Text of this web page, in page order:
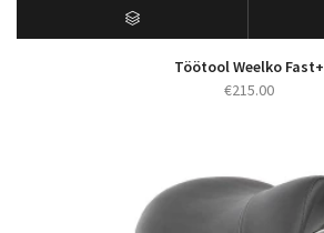
Töötool Weelko Fast+
€215.00